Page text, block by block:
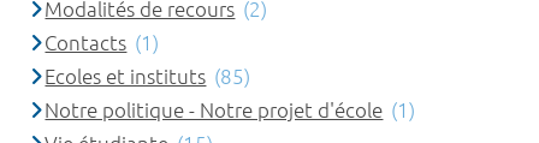
Modalités de recours (2)
Contacts (1)
Ecoles et instituts (85)
Notre politique - Notre projet d'école (1)